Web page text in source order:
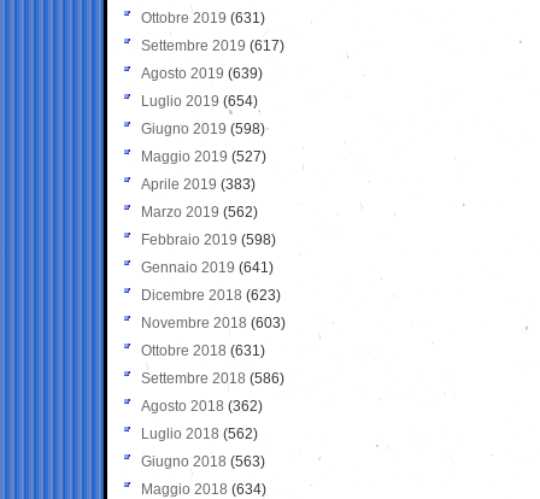
Ottobre 2019 (631)
Settembre 2019 (617)
Agosto 2019 (639)
Luglio 2019 (654)
Giugno 2019 (598)
Maggio 2019 (527)
Aprile 2019 (383)
Marzo 2019 (562)
Febbraio 2019 (598)
Gennaio 2019 (641)
Dicembre 2018 (623)
Novembre 2018 (603)
Ottobre 2018 (631)
Settembre 2018 (586)
Agosto 2018 (362)
Luglio 2018 (562)
Giugno 2018 (563)
Maggio 2018 (634)